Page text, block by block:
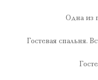
Одна из
Гостевая спальня.